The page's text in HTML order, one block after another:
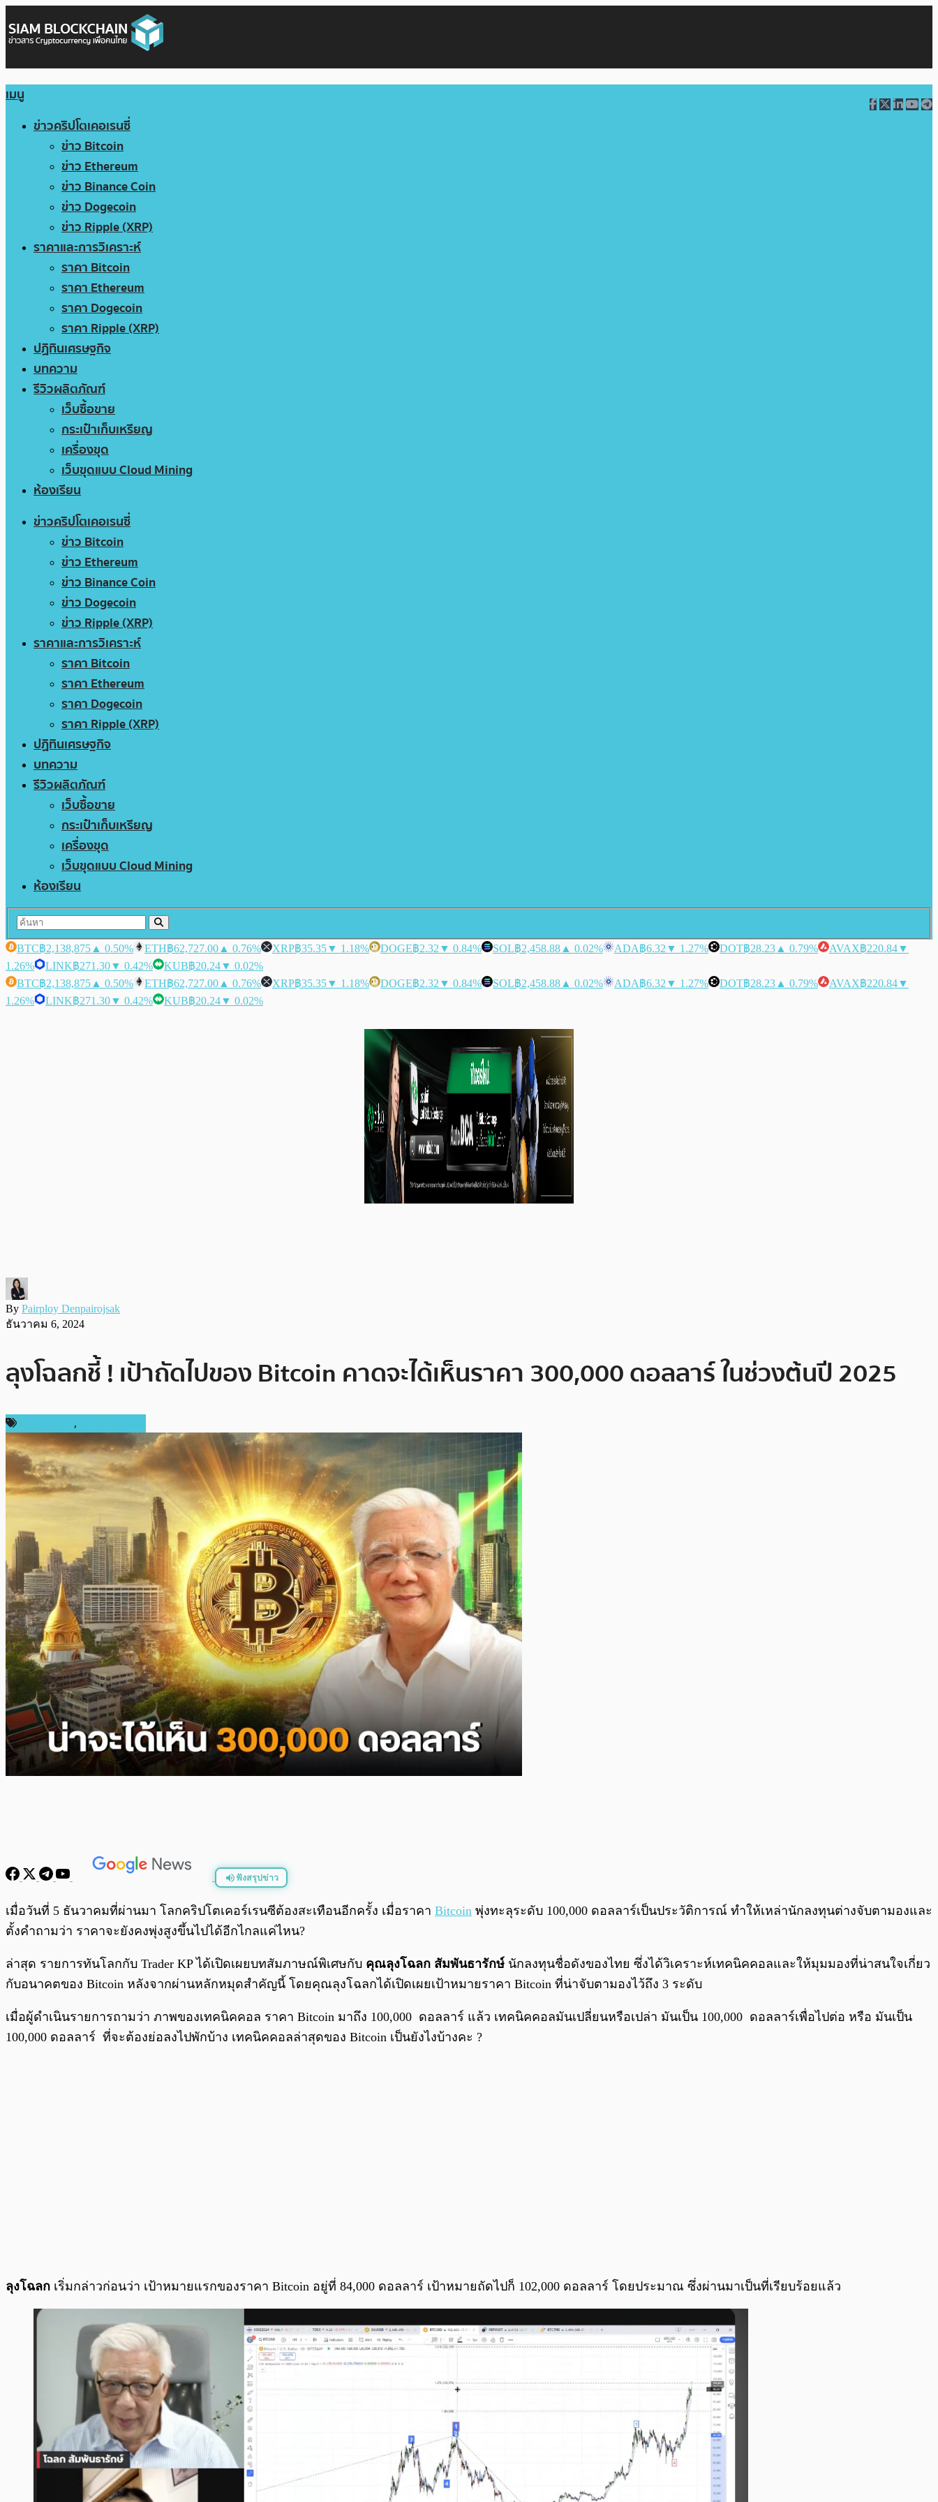
เมนู
ข่าวคริปโตเคอเรนซี่
ข่าว Bitcoin
ข่าว Ethereum
ข่าว Binance Coin
ข่าว Dogecoin
ข่าว Ripple (XRP)
ราคาและการวิเคราะห์
ราคา Bitcoin
ราคา Ethereum
ราคา Dogecoin
ราคา Ripple (XRP)
ปฏิทินเศรษฐกิจ
บทความ
รีวิวผลิตภัณฑ์
เว็บซื้อขาย
กระเป๋าเก็บเหรียญ
เครื่องขุด
เว็บขุดแบบ Cloud Mining
ห้องเรียน
ข่าวคริปโตเคอเรนซี่
ข่าว Bitcoin
ข่าว Ethereum
ข่าว Binance Coin
ข่าว Dogecoin
ข่าว Ripple (XRP)
ราคาและการวิเคราะห์
ราคา Bitcoin
ราคา Ethereum
ราคา Dogecoin
ราคา Ripple (XRP)
ปฏิทินเศรษฐกิจ
บทความ
รีวิวผลิตภัณฑ์
เว็บซื้อขาย
กระเป๋าเก็บเหรียญ
เครื่องขุด
เว็บขุดแบบ Cloud Mining
ห้องเรียน
BTC฿2,138,875 ▲ 0.50% ETH฿62,727.00 ▲ 0.76% XRP฿35.35▼ 1.18% DOGE฿2.32 ▼ 0.84% SOL฿2,458.88 ▲ 0.02% ADA฿6.32 ▼ 1.27% DOT฿28.23 ▲ 0.79% AVAX฿220.84▼
1.26%
LINK฿271.30▼ 0.42% KUB฿20.24▼ 0.02%
BTC฿2,138,875 ▲ 0.50% ETH฿62,727.00 ▲ 0.76% XRP฿35.35▼ 1.18% DOGE฿2.32 ▼ 0.84% SOL฿2,458.88 ▲ 0.02% ADA฿6.32 ▼ 1.27% DOT฿28.23 ▲ 0.79% AVAX฿220.84▼
1.26%
LINK฿271.30▼ 0.42% KUB฿20.24▼ 0.02%
By Pairploy Denpairojsak
ธันวาคม 6, 2024
ลุงโฉลกชี้ ! เป้าถัดไปของ Bitcoin คาดจะได้เห็นราคา 300,000 ดอลลาร์ ในช่วงต้นปี 2025
,
ฟังสรุปข่าว
พร้อมเล่น 0:00 /
เมื่อวันที่ 5 ธันวาคมที่ผ่านมา โลกคริปโตเคอร์เรนซีต้องสะเทือนอีกครั้ง เมื่อราคา Bitcoin พุ่งทะลุระดับ 100,000 ดอลลาร์เป็นประวัติการณ์ ทำให้เหล่านักลงทุนต่างจับตามองและ
ตั้งคำถามว่า ราคาจะยังคงพุ่งสูงขึ้นไปได้อีกไกลแค่ไหน?
ล่าสุด รายการทันโลกกับ Trader KP ได้เปิดเผยบทสัมภาษณ์พิเศษกับ คุณลุงโฉลก สัมพันธารักษ์ นักลงทุนชื่อดังของไทย ซึ่งได้วิเคราะห์เทคนิคคอลและให้มุมมองที่น่าสนใจเกี่ยว
กับอนาคตของ Bitcoin หลังจากผ่านหลักหมุดสำคัญนี้ โดยคุณลุงโฉลกได้เปิดเผยเป้าหมายราคา Bitcoin ที่น่าจับตามองไว้ถึง 3 ระดับ
เมื่อผู้ดำเนินรายการถามว่า ภาพของเทคนิคคอล ราคา Bitcoin มาถึง 100,000 ดอลลาร์ แล้ว เทคนิคคอลมันเปลี่ยนหรือเปล่า มันเป็น 100,000 ดอลลาร์เพื่อไปต่อ หรือ มันเป็น
100,000 ดอลลาร์ ที่จะต้องย่อลงไปพักบ้าง เทคนิคคอลล่าสุดของ Bitcoin เป็นยังไงบ้างคะ ?
ลุงโฉลก เริ่มกล่าวก่อนว่า เป้าหมายแรกของราคา Bitcoin อยู่ที่ 84,000 ดอลลาร์ เป้าหมายถัดไปก็ 102,000 ดอลลาร์ โดยประมาณ ซึ่งผ่านมาเป็นที่เรียบร้อยแล้ว